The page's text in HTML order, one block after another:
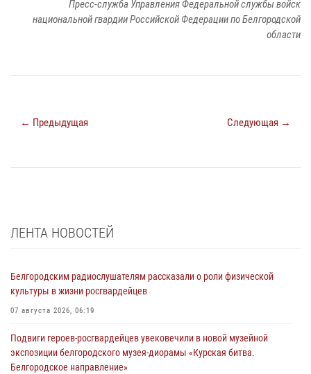
Пресс-служба Управления Федеральной службы войск
национальной гвардии Российской Федерации по Белгородской
области
← Предыдущая Следующая →
ЛЕНТА НОВОСТЕЙ
Белгородским радиослушателям рассказали о роли физической
культуры в жизни росгвардейцев
07 августа 2026, 06:19
Подвиги героев‑росгвардейцев увековечили в новой музейной
экспозиции белгородского музея‑диорамы «Курская битва.
Белгородское направление»